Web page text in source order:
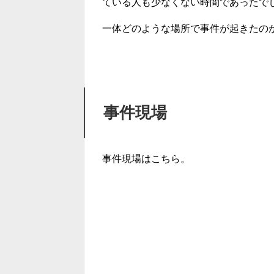
ている人も少なくない時間であったで
一体どのような場所で事件が起きたの
事件現場
事件現場はこちら。